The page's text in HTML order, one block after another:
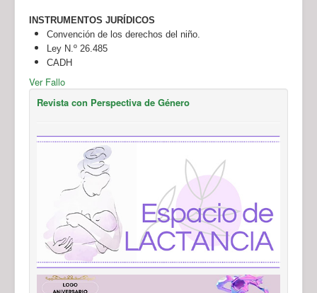
INSTRUMENTOS JURÍDICOS
Convención de los derechos del niño.
Ley N.º 26.485
CADH
Ver Fallo
Revista con Perspectiva de Género